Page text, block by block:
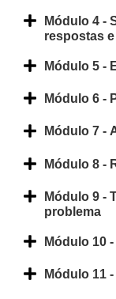
Módulo 4 -
respostas
Módulo 5 -
Módulo 6 -
Módulo 7 -
Módulo 8 -
Módulo 9 -
problema
Módulo 10
Módulo 11